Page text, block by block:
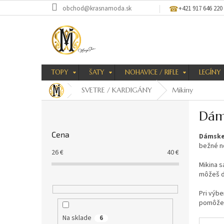
na
obchod@krasnamoda.sk +421 917 646 220
TOPY ŠATY NOHAVICE / RIFLE LEGÍNY
SVETRE / KARDIGÁNY Mikiny
Cena
26€ 40€
Na sklade 6
bežné
Mikina
môžeš
Pri